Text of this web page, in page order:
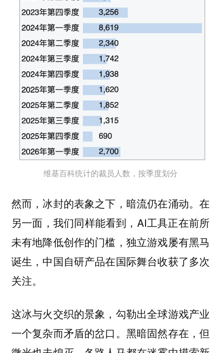
维基百科统计的裁员人数，按季度划分
然而，冰封的表象之下，暗流仍在涌动。在
另一面，我们同样能看到，AI工具正在前所
未有地降低创作的门槛，独立游戏屡有黑马
诞生，中国自研产品在国际舞台收获了多次
关注。
这冰与火交织的景象，勾勒出全球游戏产业
一个复杂而矛盾的岔口。黑暗固然存在，但